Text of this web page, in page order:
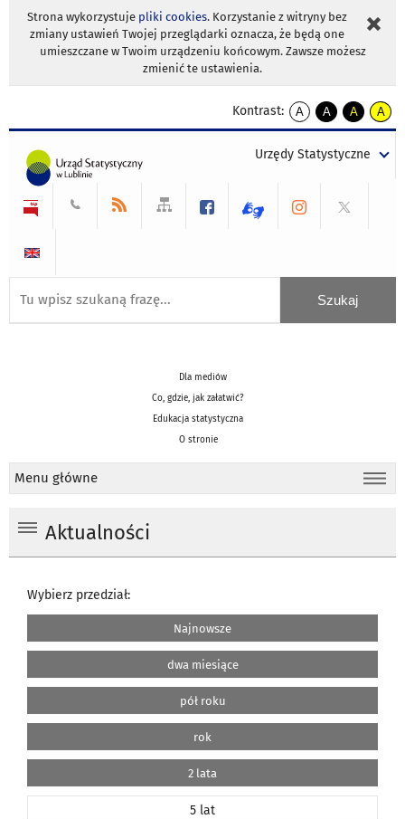
Strona wykorzystuje pliki cookies. Korzystanie z witryny bez
zmiany ustawień Twojej przeglądarki oznacza, że będą one
umieszczane w Twoim urządzeniu końcowym. Zawsze możesz
zmienić te ustawienia.
Kontrast:
A
kontrast
A
kontrast
tekst
czarnym
A
kontrast
tekst
czarnym
A
tekst
żółtym
Urzędy Statystyczne
Dla mediów
Co, gdzie, jak załatwić?
Edukacja statystyczna
O stronie
Menu główne
Aktualności
Wybierz przedział:
Najnowsze
dwa miesiące
pół roku
rok
2 lata
5 lat